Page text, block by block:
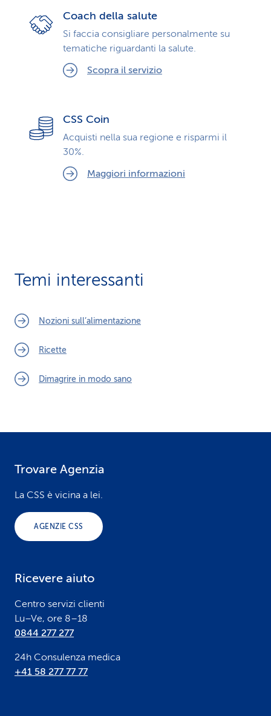
Coach della salute
Si faccia consigliare personalmente su
tematiche riguardanti la salute.
Scopra il servizio
CSS Coin
Acquisti nella sua regione e risparmi il
30%.
Maggiori informazioni
Temi interessanti
Nozioni sull’alimentazione
Ricette
Dimagrire in modo sano
Trovare Agenzia
La CSS è vicina a lei.
AGENZIE CSS
Ricevere aiuto
Centro servizi clienti
Lu–Ve, ore 8–18
0844 277 277
24h Consulenza medica
+41 58 277 77 77